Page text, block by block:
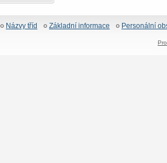
Názvy tříd Základní informace Personální